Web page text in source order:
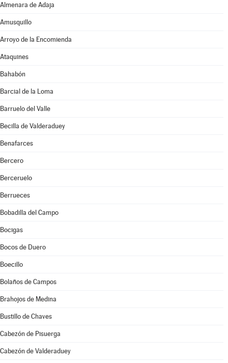
Almenara de Adaja
Amusquillo
Arroyo de la Encomienda
Ataquines
Bahabón
Barcial de la Loma
Barruelo del Valle
Becilla de Valderaduey
Benafarces
Bercero
Berceruelo
Berrueces
Bobadilla del Campo
Bocigas
Bocos de Duero
Boecillo
Bolaños de Campos
Brahojos de Medina
Bustillo de Chaves
Cabezón de Pisuerga
Cabezón de Valderaduey